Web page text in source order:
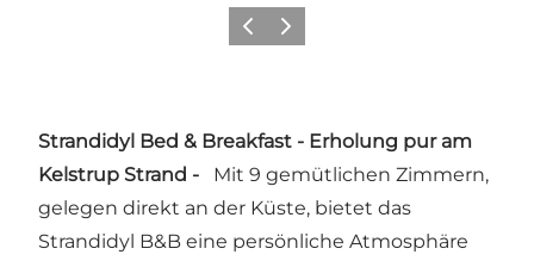
ZurückWeiter
Strandidyl Bed & Breakfast - Erholung pur am
Kelstrup Strand - Mit 9 gemütlichen Zimmern,
gelegen direkt an der Küste, bietet das
Strandidyl B&B eine persönliche Atmosphäre